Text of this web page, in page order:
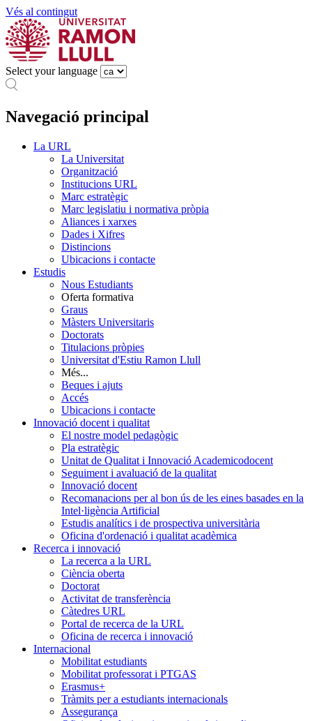
Vés al contingut
Select your language
Navegació principal
La URL
La Universitat
Organització
Institucions URL
Marc estratègic
Marc legislatiu i normativa pròpia
Aliances i xarxes
Dades i Xifres
Distincions
Ubicacions i contacte
Estudis
Nous Estudiants
Oferta formativa
Graus
Màsters Universitaris
Doctorats
Titulacions pròpies
Universitat d'Estiu Ramon Llull
Més...
Beques i ajuts
Accés
Ubicacions i contacte
Innovació docent i qualitat
El nostre model pedagògic
Pla estratègic
Unitat de Qualitat i Innovació Academicodocent
Seguiment i avaluació de la qualitat
Innovació docent
Recomanacions per al bon ús de les eines basades en la
Intel·ligència Artificial
Estudis analítics i de prospectiva universitària
Oficina d'ordenació i qualitat acadèmica
Recerca i innovació
La recerca a la URL
Ciència oberta
Doctorat
Activitat de transferència
Càtedres URL
Portal de recerca de la URL
Oficina de recerca i innovació
Internacional
Mobilitat estudiants
Mobilitat professorat i PTGAS
Erasmus+
Tràmits per a estudiants internacionals
Assegurança